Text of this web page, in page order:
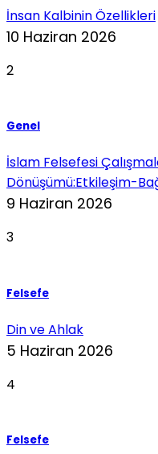
İnsan Kalbinin Özellikleri
10 Haziran 2026
2
Genel
İslam Felsefesi
Dönüşümü:Etkileşim-
9 Haziran 2026
3
Felsefe
Din ve Ahlak
5 Haziran 2026
4
Felsefe